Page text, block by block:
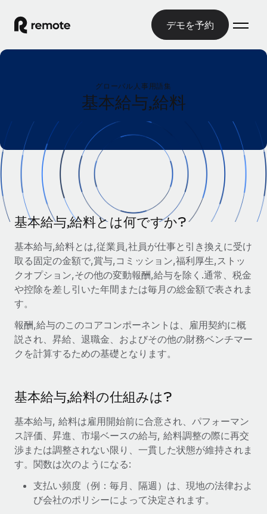
デモを予約
グローバル雇用
グローバル給与処理
コンプライアンス対応の給与処理を手軽に
Employer of Record（EOR）
グローバル展開をコストをかけずに実現
Contractor of Record
契約社員管理
世界中の契約社員をオンボーディングし、管理
PEO
インフラ
プラットフォーム
チームのための人事の基本機能を内蔵
接続 新しい
当社のMCPを使用して、あらゆるAIツールをRemoteに接続
統合
基本的なビジネスツールを活用して業務プロセスを効率化す
各国の制度に対応
国別ガイド
/国別のグローバル雇用支援を検索する
米国州エクスプローラー
米国の各州において採用プロセスを簡素化する
Remoteを他社と比較
他社と比較した、当社の強みを確認する
スタートアップ
成長中の企業向けのアジャイルなグローバルHR・給与処理ソ
リューション
大企業向けのグローバルHR
パートナーに登録
戦略的テクノロジーパートナー
グローバルな人事機能を柔軟に自社プラットフォームへ統合
リソース
ツールと計算ツール
誤分類リスク判定ツール
国別に従業員の誤分類リスクを確認する
各国の総従業員コストを計算する
契約社員の報酬計算ツール
グローバルな契約社員向けに、通貨オプションと支払スピー
REMOTEで学習
リサーチおよびガイド
チェックリストおよびテンプレート
職務内容ライブラリ
ウェビナー
イベント
日本語
English
Nederlands
Français
Deutsch
Italiano
Português (Portugal)
日本語
한국어
ログイン
グローバル人事用語集
基本給与,給料
基本給与,給料とは何ですか?
基本給与,給料とは,従業員,社員が仕事と引き換えに受け
取る固定の金額で,賞与,コミッション,福利厚生,ストッ
クオプション,その他の変動報酬,給与を除く.通常、税金
や控除を差し引いた年間または毎月の総金額で表されま
す。
報酬,給与のこのコアコンポーネントは、雇用契約に概
説され、昇給、退職金、およびその他の財務ベンチマー
クを計算するための基礎となります。
基本給与,給料の仕組みは?
基本給与, 給料は雇用開始前に合意され、パフォーマン
ス評価、昇進、市場ベースの給与, 給料調整の際に再交
渉または調整されない限り、一貫した状態が維持されま
す。関数は次のようになる:
支払い頻度（例：毎月、隔週）は、現地の法律およ
び会社のポリシーによって決定されます。